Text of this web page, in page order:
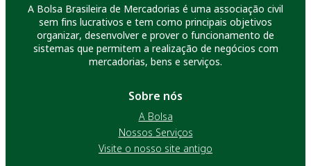
A Bolsa Brasileira de Mercadorias é uma associação civil
sem fins lucrativos e tem como principais objetivos
organizar, desenvolver e prover o funcionamento de
sistemas que permitem a realização de negócios com
mercadorias, bens e serviços.
Sobre nós
A Bolsa
Nossos Serviços
Visite o nosso site antigo